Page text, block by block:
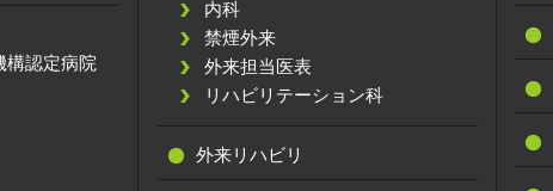
構認定病院
内科
禁煙外来
外来担当医表
リハビリテーション科
外来リハビリ